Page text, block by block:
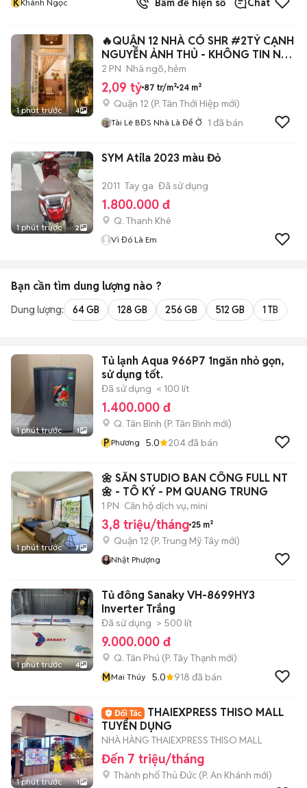
Khánh Ngọc Bấm để hiện số Chat
1 phút trước 4
🔥QUẬN 12 NHÀ CÓ SHR #2TỶ CẠNH
NGUYỄN ẢNH THỦ - KHÔNG TIN NỔI
🔥
2 PN Nhà ngõ, hẻm
2,09 tỷ 87 tr/m² 24 m²
Quận 12 (P. Tân Thới Hiệp mới)
Tài Lê BĐS Nhà Là Để Ở 1 đã bán
1 phút trước 2
SYM Atila 2023 màu Đỏ
2011 Tay ga Đã sử dụng
1.800.000 đ
Q. Thanh Khê
Vì Đó Là Em
Bạn cần tìm dung lượng nào ?
Dung lượng: 64 GB 128 GB 256 GB 512 GB 1 TB
1 phút trước 1
Tủ lạnh Aqua 966P7 1ngăn nhỏ gọn,
sử dụng tốt.
Đã sử dụng < 100 lít
1.400.000 đ
Q. Tân Bình (P. Tân Bình mới)
P Phương 5.0 204đã bán
1 phút trước 7
🌼 SẴN STUDIO BAN CÔNG FULL NT
🌼 - TÔ KÝ - PM QUANG TRUNG
1 PN Căn hộ dịch vụ, mini
3,8 triệu/tháng 25 m²
Quận 12 (P. Trung Mỹ Tây mới)
Nhật Phượng
1 phút trước 4
Tủ đông Sanaky VH-8699HY3
Inverter Trắng
Đã sử dụng > 500 lít
9.000.000 đ
Q. Tân Phú (P. Tây Thạnh mới)
MMai Thúy 5.0 918 đã bán
1 phút trước 1
THAIEXPRESS THISO MALL
TUYỂN DỤNG
NHÀ HÀNG THAIEXPRESS THISO MALL
Đến 7 triệu/tháng
Thành phố Thủ Đức (P. An Khánh mới)